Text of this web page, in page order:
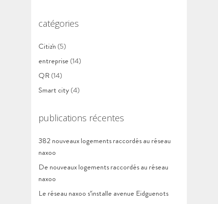
catégories
Citiz'n (5)
entreprise (14)
QR (14)
Smart city(4)
publications récentes
382 nouveaux logements raccordés au réseau
naxoo
De nouveaux logements raccordés au réseau
naxoo
Le réseau naxoo s’installe avenue Eidguenots